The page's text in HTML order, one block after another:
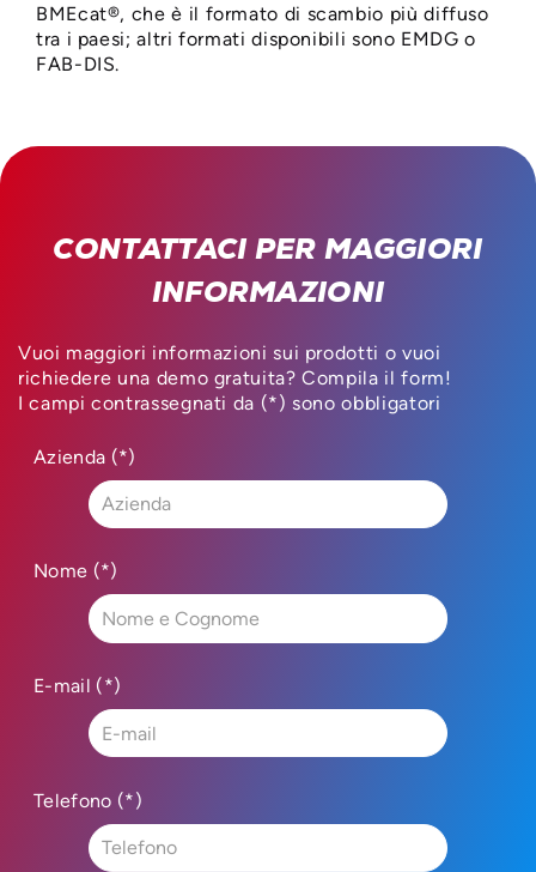
BMEcat®, che è il formato di scambio più diffuso
tra i paesi; altri formati disponibili sono EMDG o
FAB-DIS.
CONTATTACI PER MAGGIORI
INFORMAZIONI
Vuoi maggiori informazioni sui prodotti o vuoi
richiedere una demo gratuita? Compila il form!
I campi contrassegnati da (*) sono obbligatori
Azienda (*)
Nome (*)
E-mail (*)
Telefono (*)